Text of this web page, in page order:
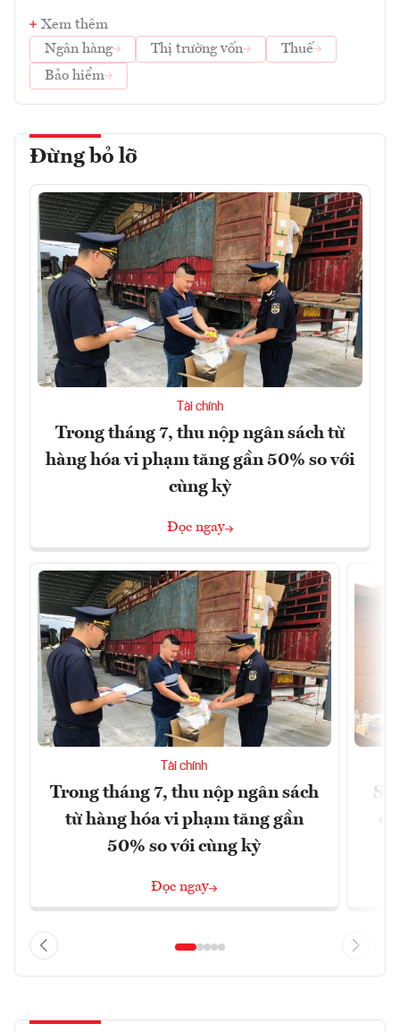
Xem thêm
Ngân hàng
Thị trường vốn
Thuế
Bảo hiểm
Đừng bỏ lỡ
Tài chính
Trong tháng 7, thu nộp ngân sách từ
hàng hóa vi phạm tăng gần 50% so với
cùng kỳ
Đọc ngay
Tài chính
Trong tháng 7, thu nộp ngân sách
từ hàng hóa vi phạm tăng gần
50% so với cùng kỳ
Đọc ngay